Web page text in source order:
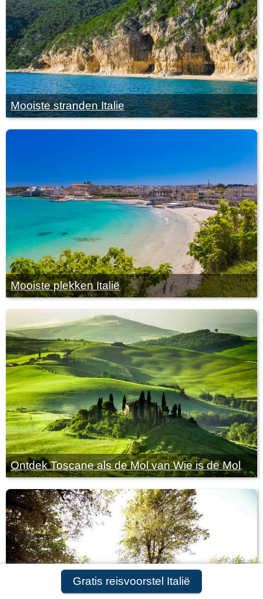
Gratis reisvoorstel Italië
Mooiste stranden Italie
Mooiste plekken Italië
Ontdek Toscane als de Mol van Wie is de Mol